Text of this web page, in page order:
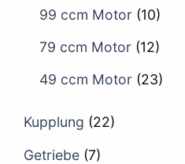
99 ccm Motor (10)
79 ccm Motor (12)
49 ccm Motor (23)
Kupplung (22)
Getriebe (7)